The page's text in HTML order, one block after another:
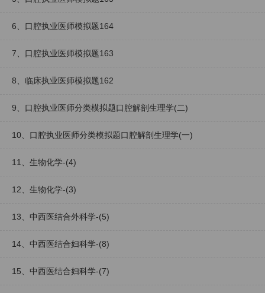
6、口腔执业医师模拟题164
7、口腔执业医师模拟题163
8、临床执业医师模拟题162
9、口腔执业医师分类模拟题口腔解剖生理学(二)
10、口腔执业医师分类模拟题口腔解剖生理学(一)
11、生物化学-(4)
12、生物化学-(3)
13、中西医结合外科学-(5)
14、中西医结合妇科学-(8)
15、中西医结合妇科学-(7)